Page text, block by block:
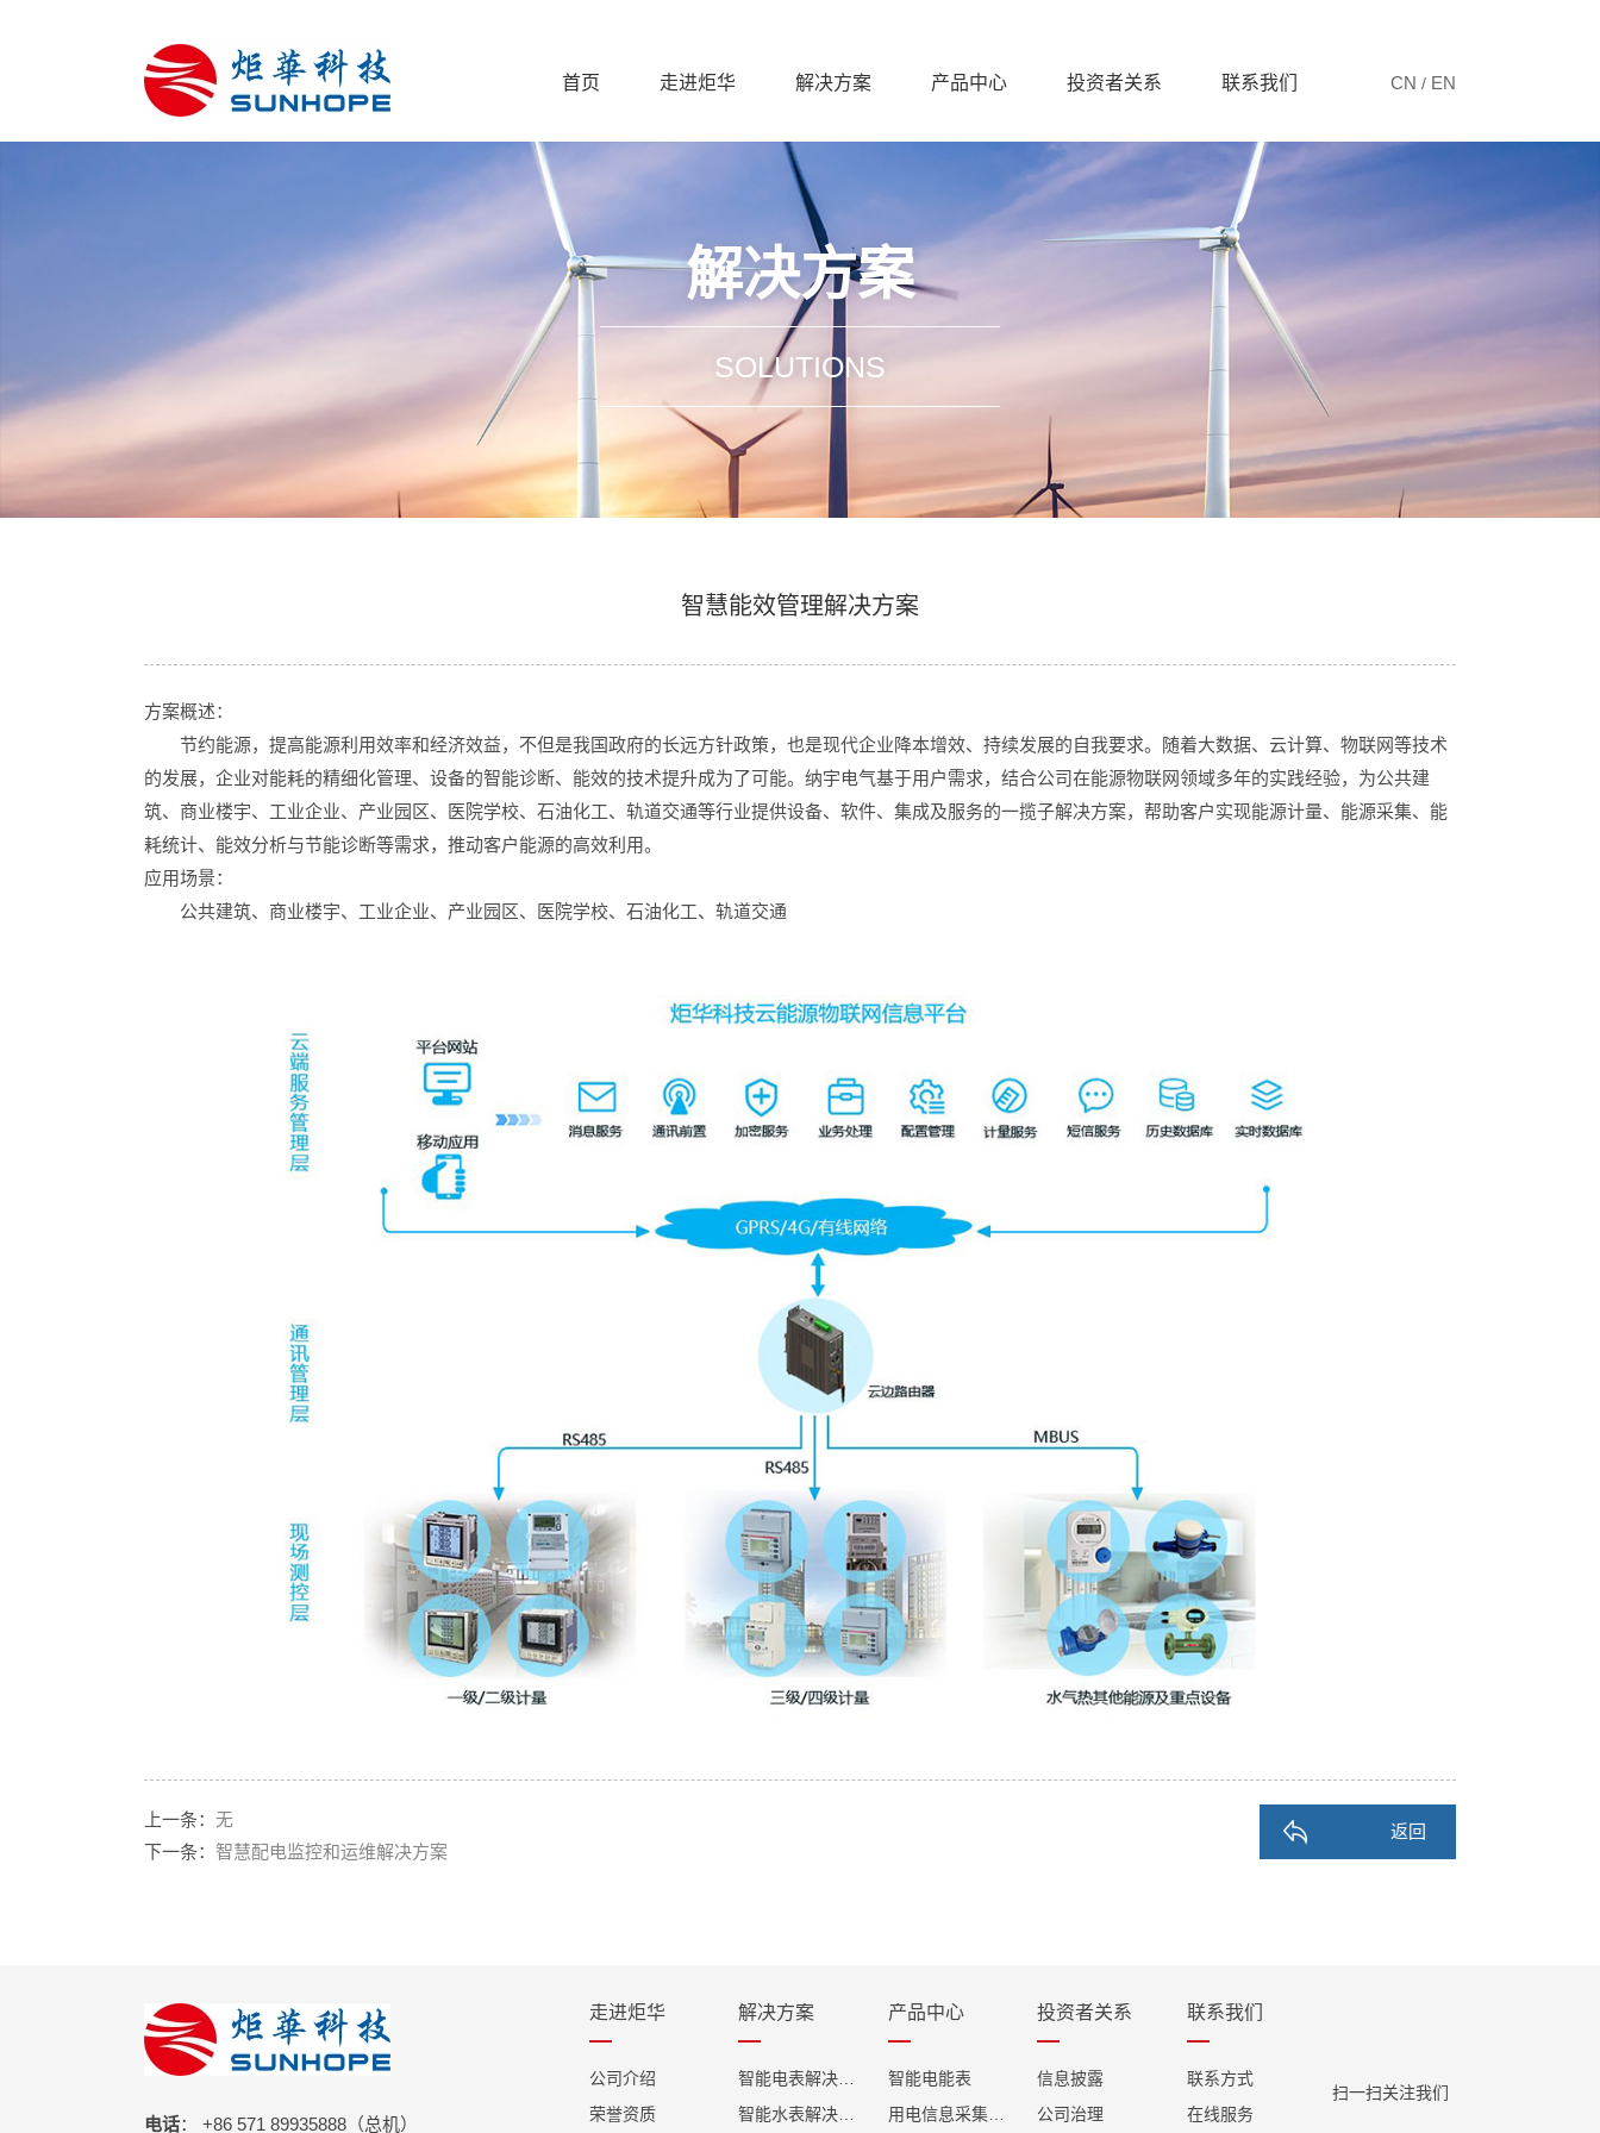
CN / EN
首页 走进炬华 解决方案 产品中心 投资者关系 联系我们
解决方案
SOLUTIONS
智慧能效管理解决方案
方案概述：
节约能源，提高能源利用效率和经济效益，不但是我国政府的长远方针政策，也是现代企业降本增效、持续发展的自我要求。随着大数据、云计算、物联网等技术
的发展，企业对能耗的精细化管理、设备的智能诊断、能效的技术提升成为了可能。纳宇电气基于用户需求，结合公司在能源物联网领域多年的实践经验，为公共建
筑、商业楼宇、工业企业、产业园区、医院学校、石油化工、轨道交通等行业提供设备、软件、集成及服务的一揽子解决方案，帮助客户实现能源计量、能源采集、能
耗统计、能效分析与节能诊断等需求，推动客户能源的高效利用。
应用场景：
公共建筑、商业楼宇、工业企业、产业园区、医院学校、石油化工、轨道交通
上一条： 无
下一条： 智慧配电监控和运维解决方案
返回
电话： +86 571 89935888（总机）
走进炬华
公司介绍
荣誉资质
解决方案 产品中心
智能电能表
用电信息采集终端
投资者关系
信息披露
公司治理
联系我们
联系方式
在线服务
扫一扫关注我们